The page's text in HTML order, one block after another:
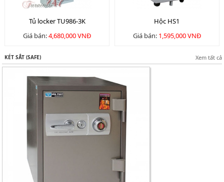
Tủ locker TU986-3K
Giá bán:4,680,000 VNĐ
Hộc HS1
Giá bán: 1,595,000 VNĐ
KÉT SẮT (SAFE) Xem tất cả